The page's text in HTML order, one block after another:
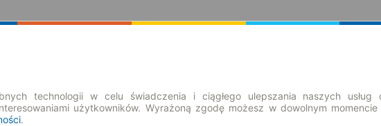
technologii w celu świadczenia i ciągłego ulepszania naszych usług
użytkowników. Wyrażoną zgodę możesz w dowolnym
.